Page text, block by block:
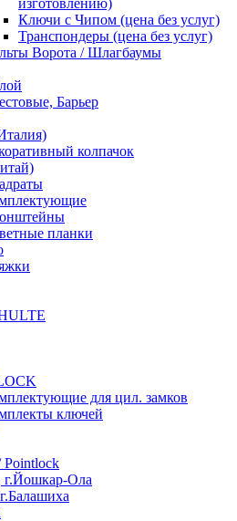
изготовлению)
Ключи с Чипом (цена без услуг)
Транспондеры (цена без услуг)
Ворота / Шлагбаумы
Барьер
колпачок
планки
для цил. замков
ключей
Pointlock
г.Йошкар-Ола